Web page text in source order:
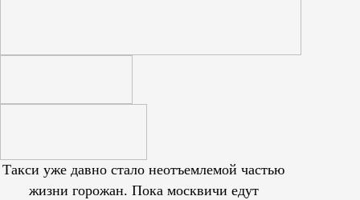
Такси уже давно стало неотъемлемой частью
жизни горожан. Пока москвичи едут